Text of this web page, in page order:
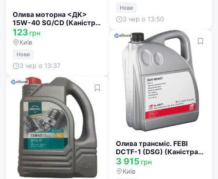
Олива моторна <ДК>
15W-40 SG/CD (Каністра
1л) 4102871252
123 грн
Київ
Нове
3 чер о 13:37
Нове
3 чер о 13:50
Олива трансміс. FEBI
DCTF-1 (DSG) (Каністра
5л) 39071
3 915 грн
Київ